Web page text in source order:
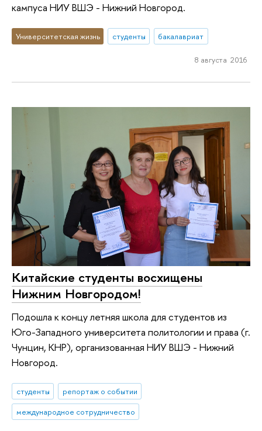
кампуса НИУ ВШЭ - Нижний Новгород.
Университетская жизнь студенты бакалавриат
8 августа 2016
Китайские студенты восхищены
Нижним Новгородом!
Подошла к концу летняя школа для студентов из
Юго-Западного университета политологии и права (г.
Чунцин, КНР), организованная НИУ ВШЭ - Нижний
Новгород.
студенты
репортаж о событии
международное сотрудничество